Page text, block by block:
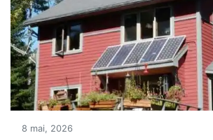
8 mai, 2026